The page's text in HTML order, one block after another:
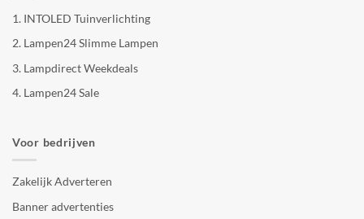
1. INTOLED Tuinverlichting
2. Lampen24 Slimme Lampen
3. Lampdirect Weekdeals
4. Lampen24 Sale
Voor bedrijven
Zakelijk Adverteren
Banner advertenties